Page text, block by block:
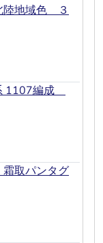
陸地域色 ３
1107編成
取パンタグ